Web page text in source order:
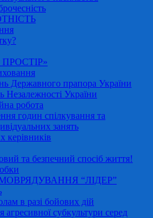
Державного прапора України
Незалежності України
робота
годин спілкування та
занять
керівників
та безпечний спосіб життя!
“ЛІДЕР”
в разі бойових дій
субкультури серед